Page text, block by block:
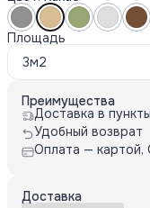
Площадь
3м2
Преимущества
Доставка в
Удобный возврат
Оплата — картой,
Доставка